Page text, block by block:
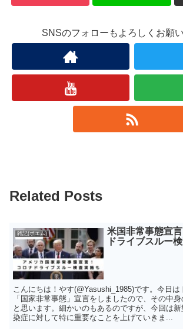
SNSのフォローもよろしくお願
Related Posts
雑記(ポエム)
米国非常事態宣
ドライブスルー
こんにちは！やす(@Yasushi_1985)です。今日
「国家非常事態」宣言をしましたので、その中
と思います。細かいのもあるのですが、今回は
染症に対して特に重要なことを上げていきま...